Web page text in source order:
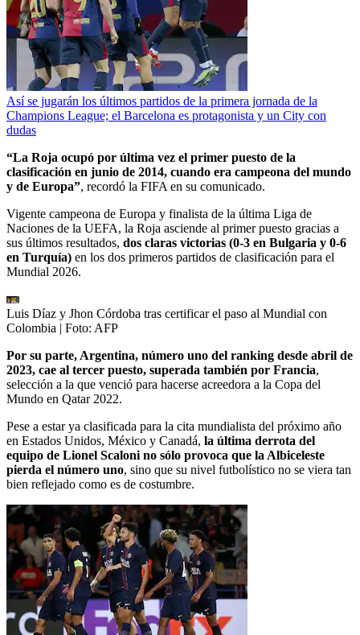
Así se jugarán los últimos partidos de la primera jornada de la
Champions League; el Barcelona es protagonista y un City con
dudas
“La Roja ocupó por última vez el primer puesto de la
clasificación en junio de 2014, cuando era campeona del mundo
y de Europa”, recordó la FIFA en su comunicado.
Vigente campeona de Europa y finalista de la última Liga de
Naciones de la UEFA, la Roja asciende al primer puesto gracias a
sus últimos resultados, dos claras victorias (0-3 en Bulgaria y 0-6
en Turquía) en los dos primeros partidos de clasificación para el
Mundial 2026.
Luis Díaz y Jhon Córdoba tras certificar el paso al Mundial con
Colombia | Foto: AFP
Por su parte, Argentina, número uno del ranking desde abril de
2023, cae al tercer puesto, superada también por Francia,
selección a la que venció para hacerse acreedora a la Copa del
Mundo en Qatar 2022.
Pese a estar ya clasificada para la cita mundialista del próximo año
en Estados Unidos, México y Canadá, la última derrota del
equipo de Lionel Scaloni no sólo provoca que la Albiceleste
pierda el número uno, sino que su nivel futbolístico no se viera tan
bien reflejado como es de costumbre.